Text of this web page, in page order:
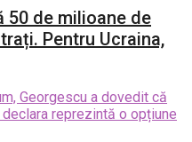
50 de milioane de
Pentru Ucraina,